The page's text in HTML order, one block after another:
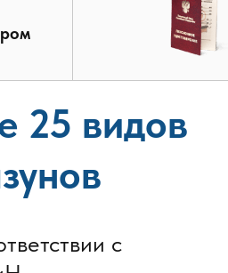
25 видов
с